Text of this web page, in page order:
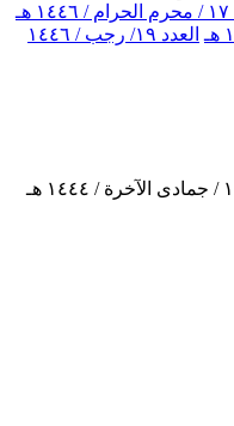
العدد ١٩/ رجب / ١٤٤٦